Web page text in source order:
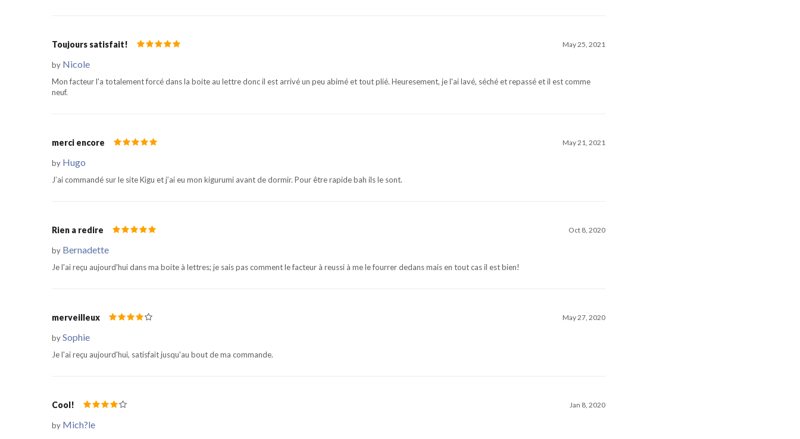
Toujours satisfait! May 25, 2021
by Nicole
Mon facteur l'a totalement forcé dans la boite au lettre donc il est arrivé un peu abimé et tout plié. Heuresement, je l'ai lavé, séché et repassé et il est comme
neuf.
merci encore May 21, 2021
by Hugo
J’ai commandé sur le site Kigu et j’ai eu mon kigurumi avant de dormir. Pour être rapide bah ils le sont.
Rien a redire Oct 8, 2020
by Bernadette
Je l'ai reçu aujourd'hui dans ma boite à lettres; je sais pas comment le facteur à reussi à me le fourrer dedans mais en tout cas il est bien!
merveilleux May 27, 2020
bySophie
Je l'ai reçu aujourd'hui, satisfait jusqu'au bout de ma commande.
Cool! Jan 8, 2020
by Mich?le